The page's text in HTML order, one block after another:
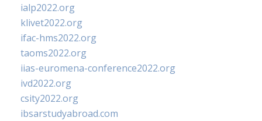
ialp2022.org
klivet2022.org
ifac-hms2022.org
taoms2022.org
iias-euromena-conference2022.org
ivd2022.org
csity2022.org
ibsarstudyabroad.com